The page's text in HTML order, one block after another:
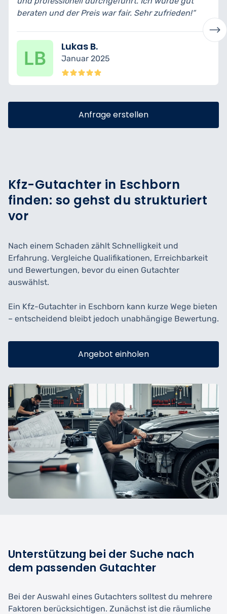
beraten und der Preis war fair. Sehr zufrieden!“
Lukas B.
Januar 2025
Anfrage erstellen
Kfz-Gutachter in Eschborn
finden: so gehst du strukturiert
vor
Nach einem Schaden zählt Schnelligkeit und
Erfahrung. Vergleiche Qualifikationen, Erreichbarkeit
und Bewertungen, bevor du einen Gutachter
auswählst.
Ein Kfz-Gutachter in Eschborn kann kurze Wege bieten
– entscheidend bleibt jedoch unabhängige Bewertung.
Angebot einholen
Unterstützung bei der Suche nach
dem passenden Gutachter
Bei der Auswahl eines Gutachters solltest du mehrere
Faktoren berücksichtigen. Zunächst ist die räumliche